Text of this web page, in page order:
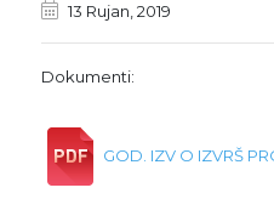
13 Rujan, 2019
Dokumenti:
GOD. IZV O IZVRŠ